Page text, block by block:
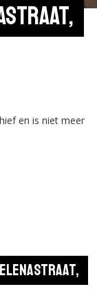
en is niet meer